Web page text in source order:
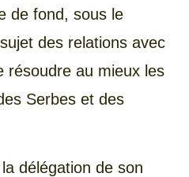
de fond, sous le
des relations avec
résoudre au mieux les
Serbes et des
délégation de son